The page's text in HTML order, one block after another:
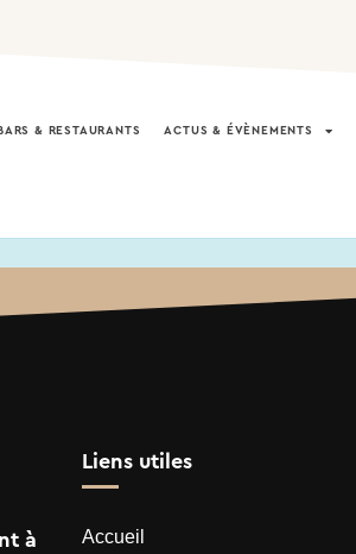
BARS & RESTAURANTS ACTUS & ÉVÈNEMENTS
à
Liens utiles
Accueil